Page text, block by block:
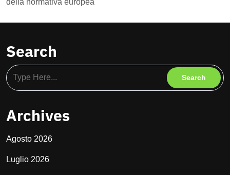
della normativa europea
Search
Archives
Agosto 2026
Luglio 2026